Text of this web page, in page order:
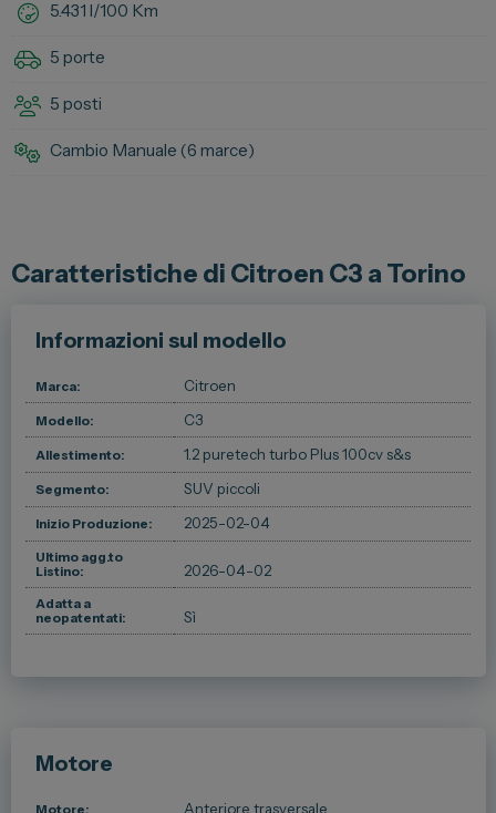
Lavora con noi
Servizio Clienti
011 22 51 737
Email
spazio@spaziogroup.com
5.431 l/100 Km
5 porte
5 posti
Cambio Manuale (6 marce)
Caratteristiche di Citroen C3 a Torino
Informazioni sul modello
Marca: Citroen
Modello: C3
Allestimento: 1.2 puretech turbo Plus 100cv s&s
Segmento: SUV piccoli
Inizio Produzione: 2025-02-04
Ultimo agg.to
Listino:
2026-04-02
Adatta a
neopatentati:
Sì
Motore
Motore: Anteriore trasversale